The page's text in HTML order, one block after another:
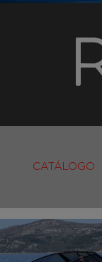
CATÁLOGO